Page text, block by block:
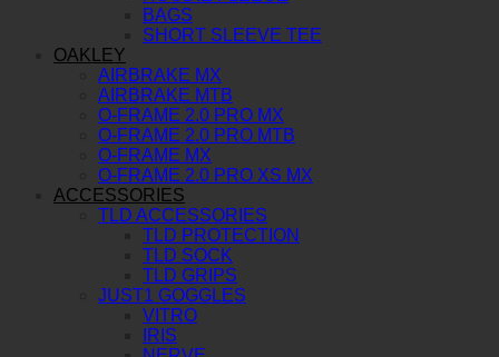
BAGS
SHORT SLEEVE TEE
OAKLEY
AIRBRAKE MX
AIRBRAKE MTB
O-FRAME 2.0 PRO MX
O-FRAME 2.0 PRO MTB
O-FRAME MX
O-FRAME 2.0 PRO XS MX
ACCESSORIES
TLD ACCESSORIES
TLD PROTECTION
TLD SOCK
TLD GRIPS
JUST1 GOGGLES
VITRO
IRIS